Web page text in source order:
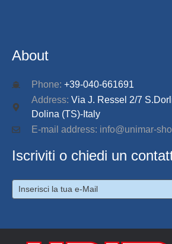
About
Phone: +39-040-661691
Address: Via J. Ressel 2/7
Dolina (TS)-Italy
E-mail address: info@unimar-
Iscriviti o chiedi un